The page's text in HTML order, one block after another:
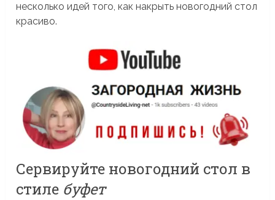
несколько идей того, как накрыть новогодний стол
красиво.
Сервируйте новогодний стол в
стиле буфет